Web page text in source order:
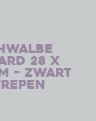
28 x
– zwart